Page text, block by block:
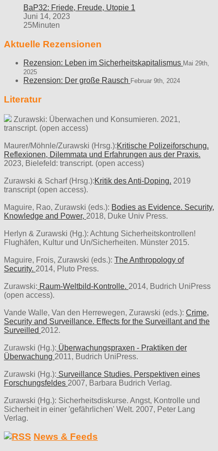
BaP32: Friede, Freude, Utopie 1
Juni 14, 2023
25Minuten
Aktuelle Rezensionen
Rezension: Leben im Sicherheitskapitalismus Mai 29th,
2025
Rezension: Der große Rausch Februar 9th, 2024
Literatur
Zurawski: Überwachen und Konsumieren. 2021,
transcript. (open access)
Maurer/Möhnle/Zurawski (Hrsg.):Kritische Polizeiforschung.
Reflexionen, Dilemmata und Erfahrungen aus der Praxis.
2023, Bielefeld: transcript. (open access)
Zurawski & Scharf (Hrsg.):Kritik des Anti-Doping. 2019
transcript (open access).
Maguire, Rao, Zurawski (eds.): Bodies as Evidence. Security,
Knowledge and Power, 2018, Duke Univ Press.
Herlyn & Zurawski (Hg.): Achtung Sicherheitskontrollen!
Flughäfen, Kultur und Un/Sicherheiten. Münster 2015.
Maguire, Frois, Zurawski (eds.): The Anthropology of
Security. 2014, Pluto Press.
Zurawski: Raum-Weltbild-Kontrolle. 2014, Budrich UniPress
(open access).
Vande Walle, Van den Herrewegen, Zurawski (eds.): Crime,
Security and Surveillance. Effects for the Surveillant and the
Surveilled 2012.
Zurawski (Hg.): Überwachungspraxen - Praktiken der
Überwachung 2011, Budrich UniPress.
Zurawski (Hg.): Surveillance Studies. Perspektiven eines
Forschungsfeldes 2007, Barbara Budrich Verlag.
Zurawski (Hg.): Sicherheitsdiskurse. Angst, Kontrolle und
Sicherheit in einer 'gefährlichen' Welt. 2007, Peter Lang
Verlag.
News & Feeds